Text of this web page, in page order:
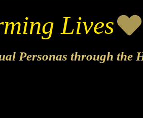
Personas through the